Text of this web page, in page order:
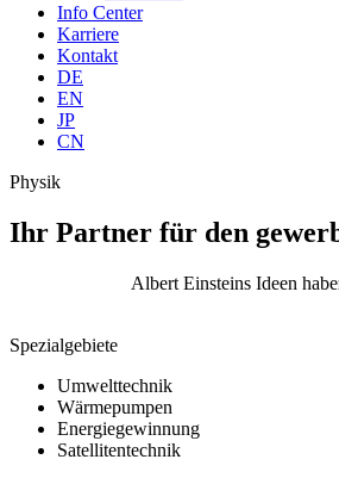
Info Center
Karriere
Kontakt
DE
EN
JP
CN
Physik
Ihr Partner für den
Albert Einsteins Ideen
Spezialgebiete
Umwelttechnik
Wärmepumpen
Energiegewinnung
Satellitentechnik